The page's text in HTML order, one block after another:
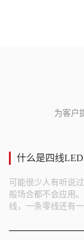
为客户
什么是四线LED
可能很少人有听说
般场合都不会应用
线，一条零线还有一